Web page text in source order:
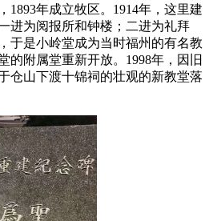
1893年成立牧区。1914年，这里建
进为阅报所和钟楼；二进为礼拜
于是小岭堂成为当时福州的有名教
的附属堂重新开放。1998年，因旧
仓山下渡十锦祠的壮观的新教堂落